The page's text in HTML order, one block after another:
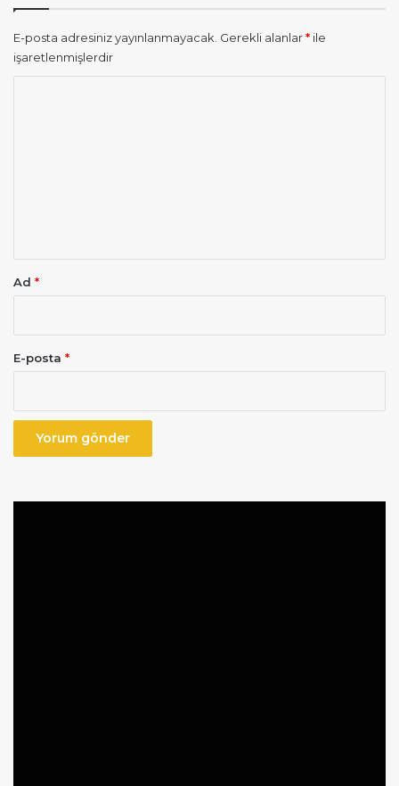
E-posta adresiniz yayınlanmayacak. Gerekli alanlar* ile
işaretlenmişlerdir
Ad *
E-posta *